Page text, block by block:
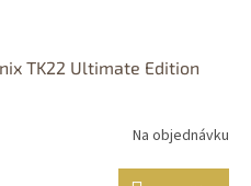
TK22 Ultimate Edition
Na objednávku